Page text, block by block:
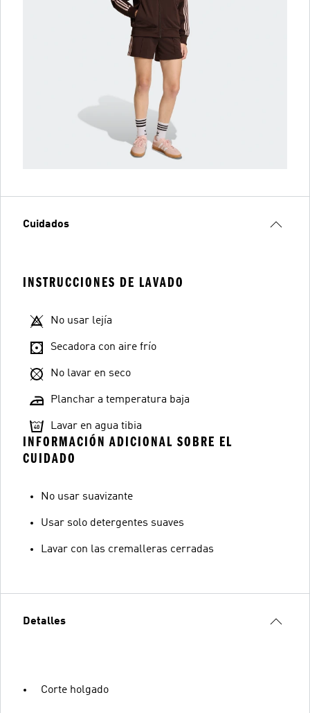
Cuidados
INSTRUCCIONES DE LAVADO
No usar lejía
Secadora con aire frío
No lavar en seco
Planchar a temperatura baja
Lavar en agua tibia
INFORMACIÓN ADICIONAL SOBRE EL
CUIDADO
No usar suavizante
Usar solo detergentes suaves
Lavar con las cremalleras cerradas
Detalles
Corte holgado